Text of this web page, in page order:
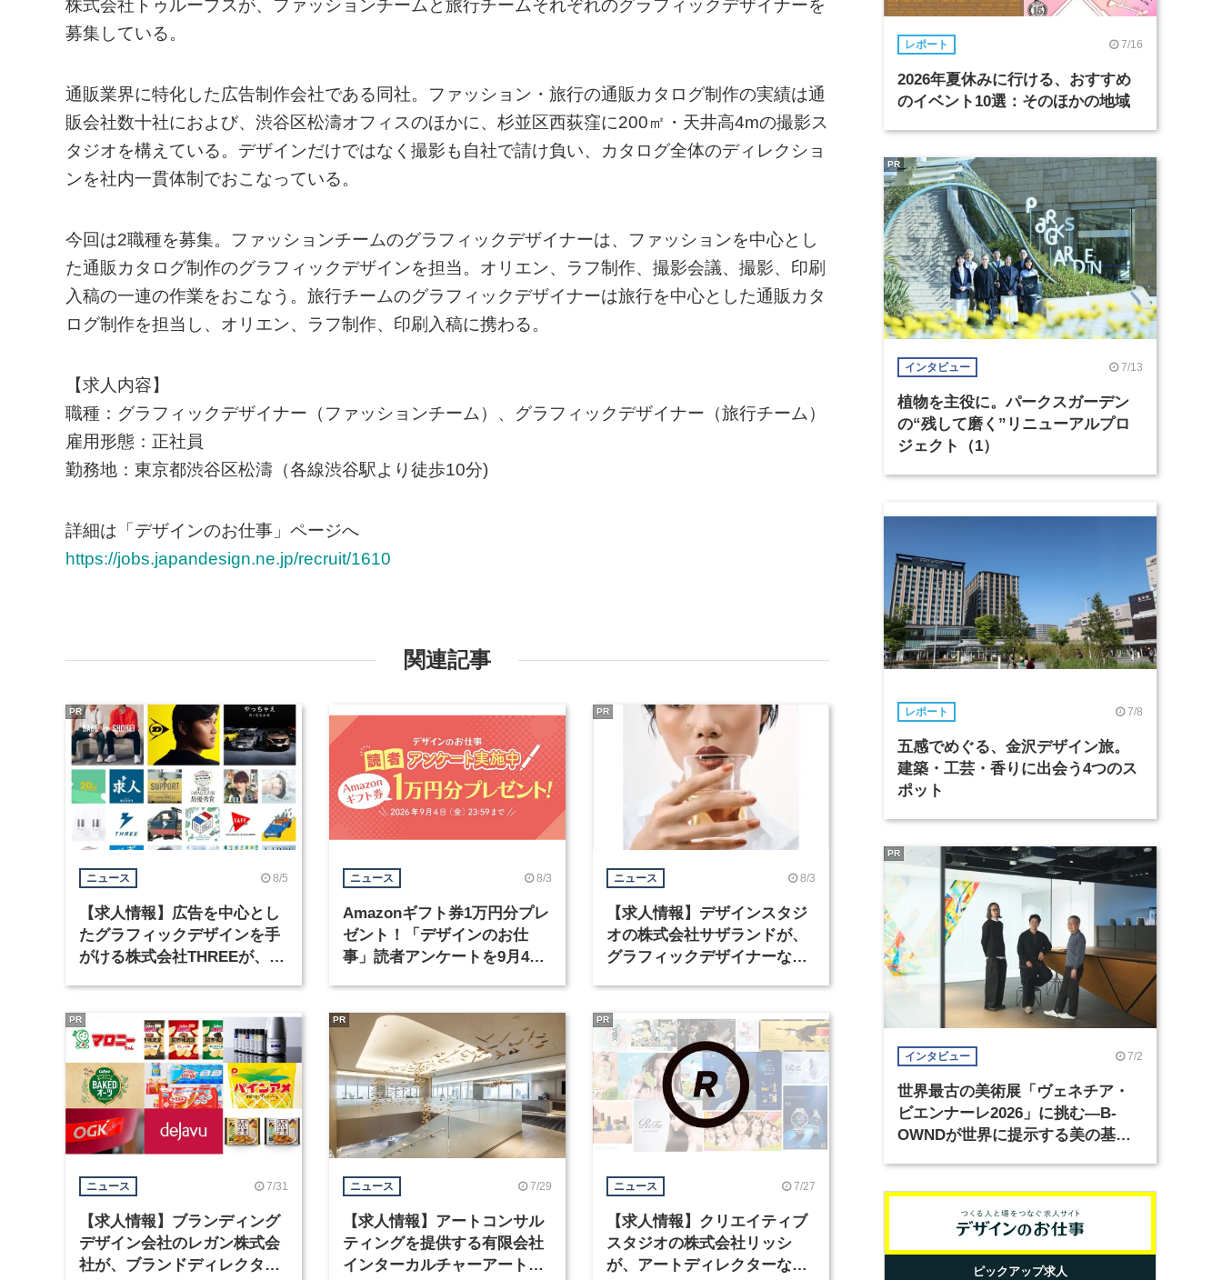
株式会社トゥループスが、ファッションチームと旅行チームそれぞれのグラフィックデザイナーを
募集している。
通販業界に特化した広告制作会社である同社。ファッション・旅行の通販カタログ制作の実績は通
販会社数十社におよび、渋谷区松濤オフィスのほかに、杉並区西荻窪に200㎡・天井高4mの撮影ス
タジオを構えている。デザインだけではなく撮影も自社で請け負い、カタログ全体のディレクショ
ンを社内一貫体制でおこなっている。
今回は2職種を募集。ファッションチームのグラフィックデザイナーは、ファッションを中心とし
た通販カタログ制作のグラフィックデザインを担当。オリエン、ラフ制作、撮影会議、撮影、印刷
入稿の一連の作業をおこなう。旅行チームのグラフィックデザイナーは旅行を中心とした通販カタ
ログ制作を担当し、オリエン、ラフ制作、印刷入稿に携わる。
【求人内容】
職種：グラフィックデザイナー（ファッションチーム）、グラフィックデザイナー（旅行チーム）
雇用形態：正社員
勤務地：東京都渋谷区松濤（各線渋谷駅より徒歩10分)
詳細は「デザインのお仕事」ページへ
https://jobs.japandesign.ne.jp/recruit/1610
関連記事
ニュース 8/5
【求人情報】広告を中心とし
たグラフィックデザインを手
がける株式会社THREEが、グ
PR
ニュース 8/3
Amazonギフト券1万円分プレ
ゼント！「デザインのお仕
事」読者アンケートを9月4日
ニュース 8/3
【求人情報】デザインスタジ
オの株式会社サザランドが、
グラフィックデザイナーなど2
PR
ニュース 7/31
【求人情報】ブランディング
デザイン会社のレガン株式会
社が、ブランドディレクター
PR
ニュース 7/29
【求人情報】アートコンサル
ティングを提供する有限会社
インターカルチャーアート
PR
ニュース 7/27
【求人情報】クリエイティブ
スタジオの株式会社リッシ
が、アートディレクターなど2
PR
レポート 7/16
2026年夏休みに行ける、おすすめ
のイベント10選：そのほかの地域
インタビュー 7/13
植物を主役に。パークスガーデン
の“残して磨く”リニューアルプロ
ジェクト（1）
PR
レポート 7/8
五感でめぐる、金沢デザイン旅。
建築・工芸・香りに出会う4つのス
ポット
インタビュー 7/2
世界最古の美術展「ヴェネチア・
ビエンナーレ2026」に挑む―B-
OWNDが世界に提示する美の基準
PR
ピックアップ求人